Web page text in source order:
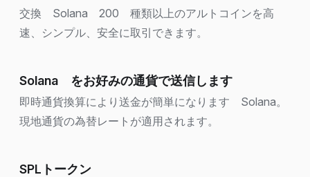
交換 Solana 200 種類以上のアルトコインを高
速、シンプル、安全に取引できます。
Solana をお好みの通貨で送信します
即時通貨換算により送金が簡単になります Solana。
現地通貨の為替レートが適用されます。
SPLトークン